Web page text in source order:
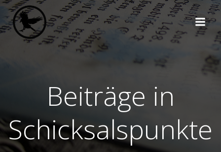
Zum
Inhalt
springen
Beiträge in
Schicksalspunkte